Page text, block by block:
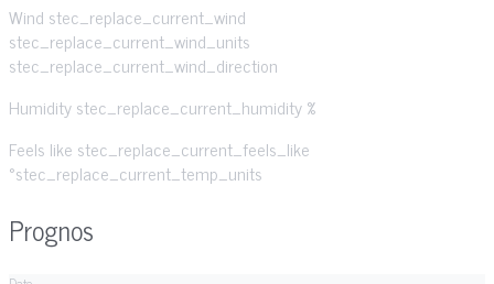
Wind stec_replace_current_wind
stec_replace_current_wind_units
stec_replace_current_wind_direction
Humiditystec_replace_current_humidity %
Feels like stec_replace_current_feels_like
°stec_replace_current_temp_units
Prognos